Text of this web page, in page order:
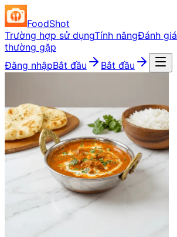
FoodShot
Trường hợp sử dụngTính năngĐánh giá
thường gặp
Đăng nhậpBắt đầu Bắt đầu